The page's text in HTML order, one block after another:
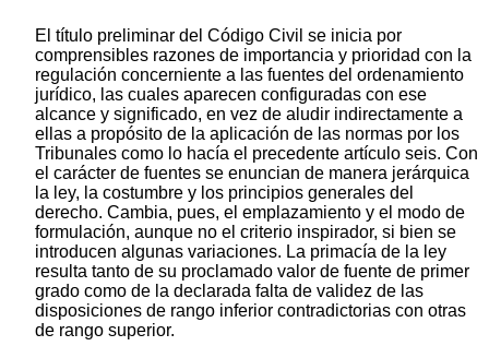
El título preliminar del Código Civil se inicia por
comprensibles razones de importancia y prioridad con la
regulación concerniente a las fuentes del ordenamiento
jurídico, las cuales aparecen configuradas con ese
alcance y significado, en vez de aludir indirectamente a
ellas a propósito de la aplicación de las normas por los
Tribunales como lo hacía el precedente artículo seis. Con
el carácter de fuentes se enuncian de manera jerárquica
la ley, la costumbre y los principios generales del
derecho. Cambia, pues, el emplazamiento y el modo de
formulación, aunque no el criterio inspirador, si bien se
introducen algunas variaciones. La primacía de la ley
resulta tanto de su proclamado valor de fuente de primer
grado como de la declarada falta de validez de las
disposiciones de rango inferior contradictorias con otras
de rango superior.